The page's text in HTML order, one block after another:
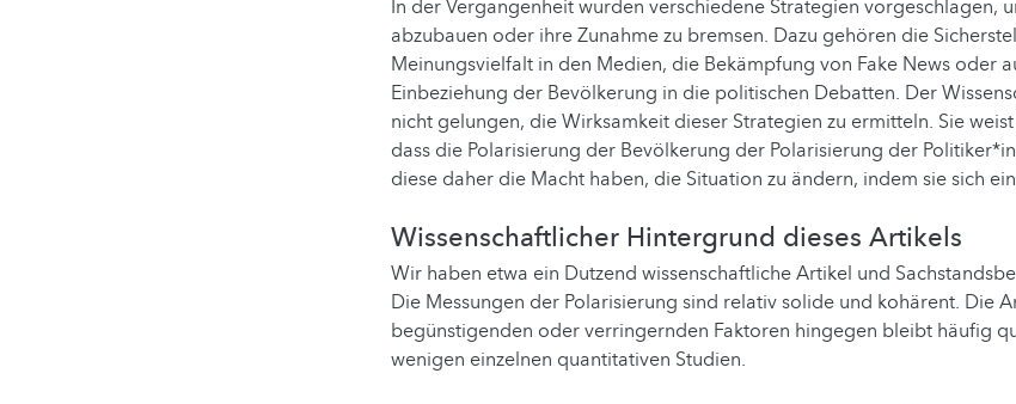
In der Vergangenheit wurden verschiedene Strategien vorgeschlagen,
abzubauen oder ihre Zunahme zu bremsen. Dazu gehören die
Meinungsvielfalt in den Medien, die Bekämpfung von Fake News oder
Einbeziehung der Bevölkerung in die politischen Debatten. Der
nicht gelungen, die Wirksamkeit dieser Strategien zu ermitteln. Sie
dass die Polarisierung der Bevölkerung der Polarisierung der
diese daher die Macht haben, die Situation zu ändern, indem sie sich
Wissenschaftlicher Hintergrund dieses Artikels
Wir haben etwa ein Dutzend wissenschaftliche Artikel und
Die Messungen der Polarisierung sind relativ solide und kohärent. Die
begünstigenden oder verringernden Faktoren hingegen bleibt häufig
wenigen einzelnen quantitativen Studien.